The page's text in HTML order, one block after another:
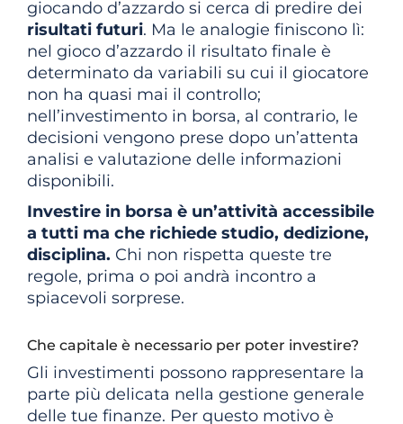
giocando d’azzardo si cerca di predire dei
risultati futuri. Ma le analogie finiscono lì:
nel gioco d’azzardo il risultato finale è
determinato da variabili su cui il giocatore
non ha quasi mai il controllo;
nell’investimento in borsa, al contrario, le
decisioni vengono prese dopo un’attenta
analisi e valutazione delle informazioni
disponibili.
Investire in borsa è un’attività accessibile
a tutti ma che richiede studio, dedizione,
disciplina. Chi non rispetta queste tre
regole, prima o poi andrà incontro a
spiacevoli sorprese.
Che capitale è necessario per poter investire?
Gli investimenti possono rappresentare la
parte più delicata nella gestione generale
delle tue finanze. Per questo motivo è